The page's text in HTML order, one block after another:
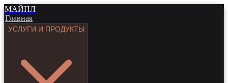
МАЙПЛ
Главная
УСЛУГИ И ПРОДУКТЫ